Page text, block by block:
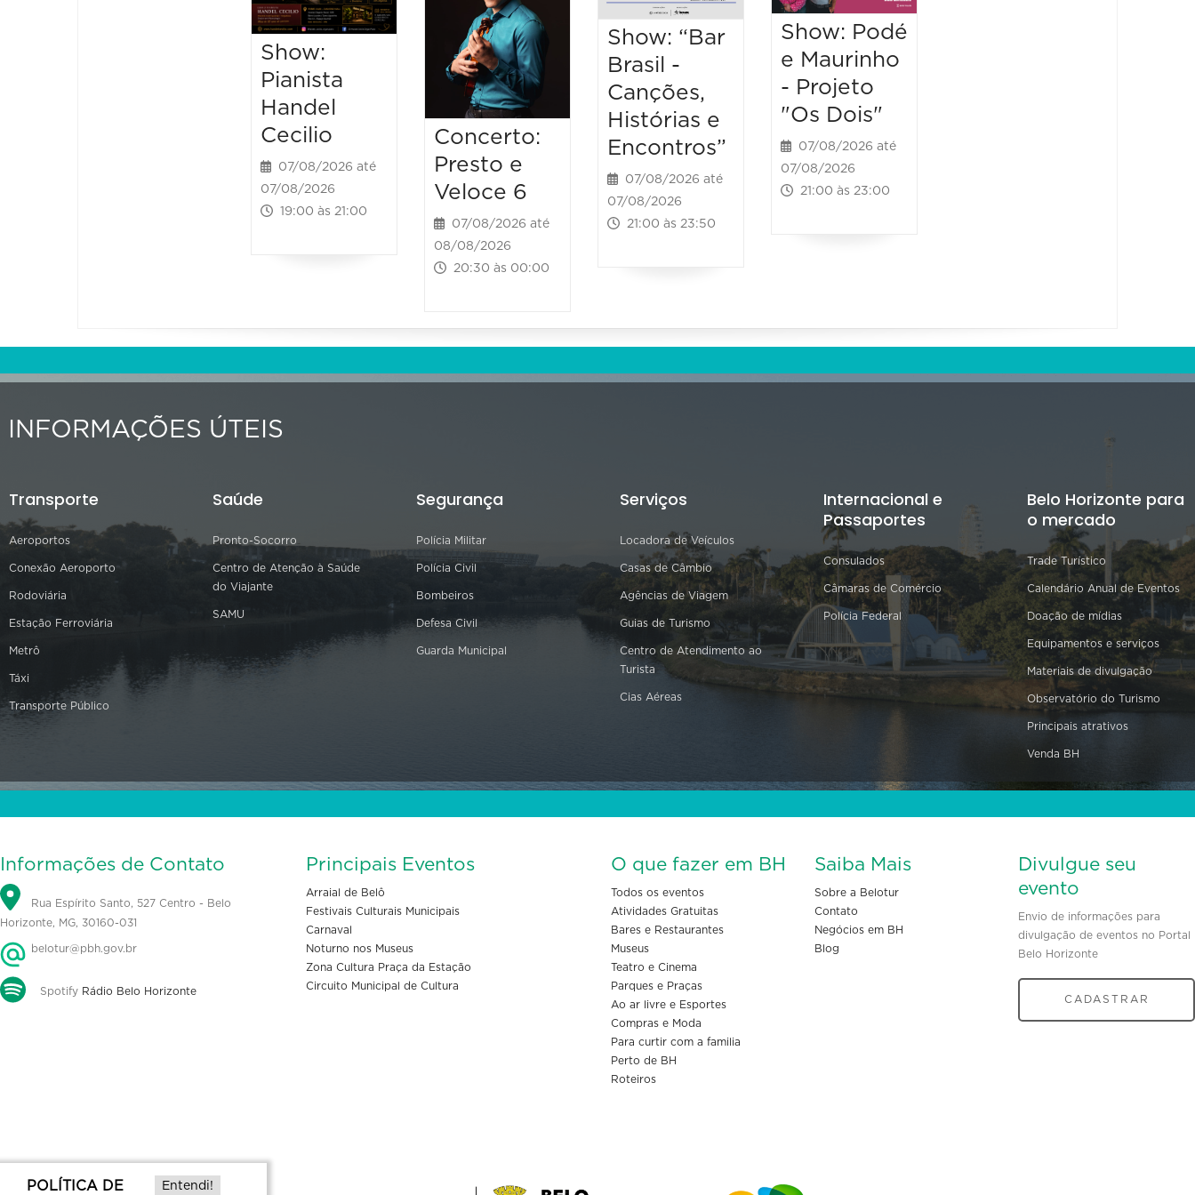
Show:
Pianista
Handel
Cecilio
07/08/2026 até
07/08/2026
19:00 às 21:00
Concerto:
Presto e
Veloce 6
07/08/2026 até
08/08/2026
20:30 às 00:00
Show: “Bar
Brasil -
Canções,
Histórias e
Encontros”
07/08/2026 até
07/08/2026
21:00 às 23:50
Show: Podé
e Maurinho
- Projeto
"Os Dois"
07/08/2026 até
07/08/2026
21:00 às 23:00
INFORMAÇÕES ÚTEIS
Transporte
Aeroportos
Conexão Aeroporto
Rodoviária
Estação Ferroviária
Metrô
Táxi
Transporte Público
Saúde
Pronto-Socorro
Centro de Atenção à Saúde
do Viajante
SAMU
Segurança
Polícia Militar
Polícia Civil
Bombeiros
Defesa Civil
Guarda Municipal
Serviços
Locadora de Veículos
Casas de Câmbio
Agências de Viagem
Guias de Turismo
Centro de Atendimento ao
Turista
Cias Aéreas
Internacional e
Passaportes
Consulados
Câmaras de Comércio
Polícia Federal
Belo Horizonte para
o mercado
Trade Turístico
Calendário Anual de Eventos
Doação de mídias
Equipamentos e serviços
Materiais de divulgação
Observatório do Turismo
Principais atrativos
Venda BH
Informações de Contato
Rua Espírito Santo, 527 Centro - Belo
Horizonte, MG, 30160-031
belotur@pbh.gov.br
Spotify Rádio Belo Horizonte
Principais Eventos
Arraial de Belô
Festivais Culturais Municipais
Carnaval
Noturno nos Museus
Zona Cultura Praça da Estação
Circuito Municipal de Cultura
O que fazer em BH
Todos os eventos
Atividades Gratuitas
Bares e Restaurantes
Museus
Teatro e Cinema
Parques e Praças
Ao ar livre e Esportes
Compras e Moda
Para curtir com a familia
Perto de BH
Roteiros
Saiba Mais
Sobre a Belotur
Contato
Negócios em BH
Blog
Divulgue seu
evento
Envio de informações para
divulgação de eventos no Portal
Belo Horizonte
CADASTRAR
POLÍTICA DE Entendi!